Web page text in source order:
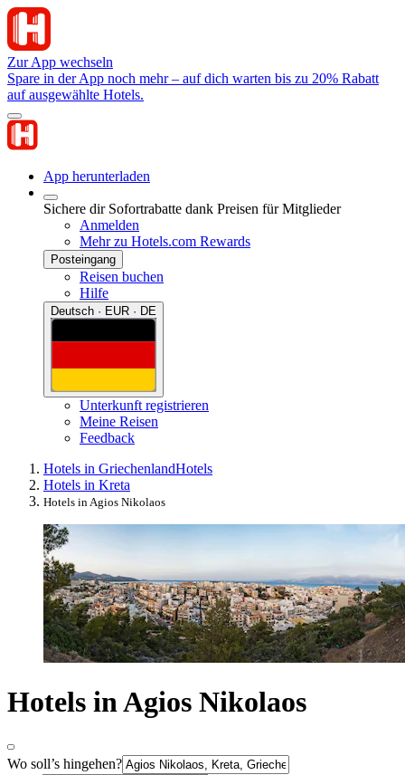
Zur App wechseln
Spare in der App noch mehr – auf dich warten bis zu 20% Rabatt
auf ausgewählte Hotels.
App herunterladen
Sichere dir Sofortrabatte dank Preisen für Mitglieder
Anmelden
Mehr zu Hotels.com Rewards
Posteingang
Reisen buchen
Hilfe
Deutsch · EUR · DE
Unterkunft registrieren
Meine Reisen
Feedback
Hotels in GriechenlandHotels
Hotels in Kreta
Hotels in Agios Nikolaos
Hotels in Agios Nikolaos
Wo soll’s hingehen?